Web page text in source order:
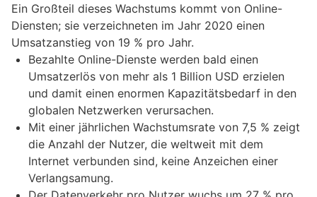
Ein Großteil dieses Wachstums kommt von Online-
Diensten; sie verzeichneten im Jahr 2020 einen
Umsatzanstieg von 19 % pro Jahr.
Bezahlte Online-Dienste werden bald einen
Umsatzerlös von mehr als 1 Billion USD erzielen
und damit einen enormen Kapazitätsbedarf in den
globalen Netzwerken verursachen.
Mit einer jährlichen Wachstumsrate von 7,5 % zeigt
die Anzahl der Nutzer, die weltweit mit dem
Internet verbunden sind, keine Anzeichen einer
Verlangsamung.